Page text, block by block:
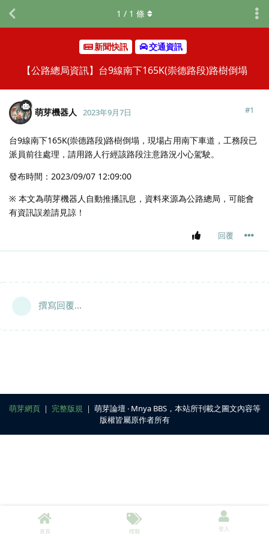
新聞快訊 交通資訊
【公路總局資訊】台9線南下165K(崇德路段)路樹倒塌
1 / 1 條
萌芽機器人 2023年9月7日 #1
台9線南下165K(崇德路段)路樹倒塌，現場占用南下車道，工務段已
派員前往處理，請用路人行經該路段注意路況小心駕駛。
發布時間：2023/09/07 12:09:00
※ 本文為萌芽機器人自動推播訊息，資料來源為公路總局，可能會
有資訊誤差請見諒！
回覆
撰寫回覆...
萌芽網頁｜ 完整版規 ｜ 萌芽論壇 ‧ Mnya BBS，本站所刊載之圖文內容等
版權皆屬原作者所有
首頁 標籤 登入